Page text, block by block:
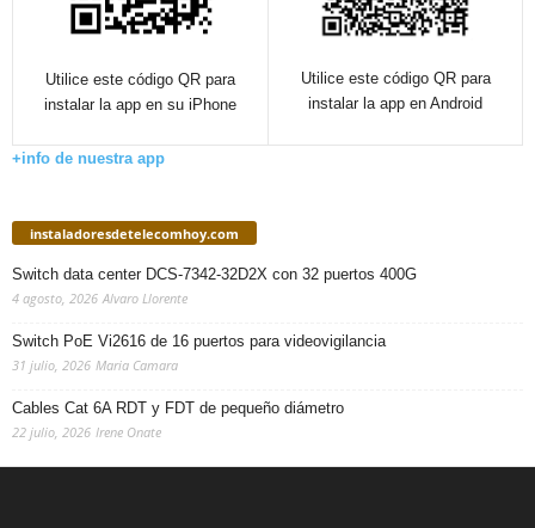
Utilice este código QR para
instalar la app en su iPhone
Utilice este código QR para
instalar la app en Android
+info de nuestra app
instaladoresdetelecomhoy.com
Switch data center DCS-7342-32D2X con 32 puertos 400G
4 agosto, 2026 Alvaro Llorente
Switch PoE Vi2616 de 16 puertos para videovigilancia
31 julio, 2026 Maria Camara
Cables Cat 6A RDT y FDT de pequeño diámetro
22 julio, 2026 Irene Onate